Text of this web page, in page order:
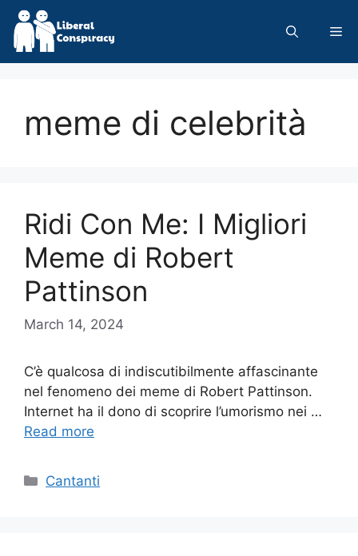
Skip
content
meme di celebrità
Ridi Con Me: I Migliori
Meme di Robert
Pattinson
March 14, 2024
C’è qualcosa di indiscutibilmente affascinante
nel fenomeno dei meme di Robert Pattinson.
Internet ha il dono di scoprire l’umorismo nei …
Read more
Categories
Cantanti